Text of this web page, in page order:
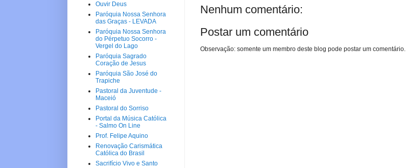
Nenhum comentário:
Postar um comentário
Observação: somente um membro deste blog pode postar um comentário.
Ouvir Deus
Paróquia Nossa Senhora
das Graças - LEVADA
Paróquia Nossa Senhora
do Pérpetuo Socorro -
Vergel do Lago
Paróquia Sagrado
Coração de Jesus
Paróquia São José do
Trapiche
Pastoral da Juventude -
Maceió
Pastoral do Sorriso
Portal da Música Católica
- Salmo On Line
Prof. Felipe Aquino
Renovação Carismática
Católica do Brasil
Sacrifício Vivo e Santo